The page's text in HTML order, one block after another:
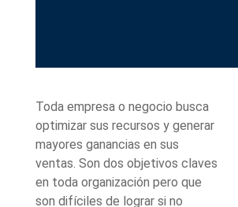
Toda empresa o negocio busca
optimizar sus recursos y generar
mayores ganancias en sus
ventas. Son dos objetivos claves
en toda organización pero que
son difíciles de lograr si no